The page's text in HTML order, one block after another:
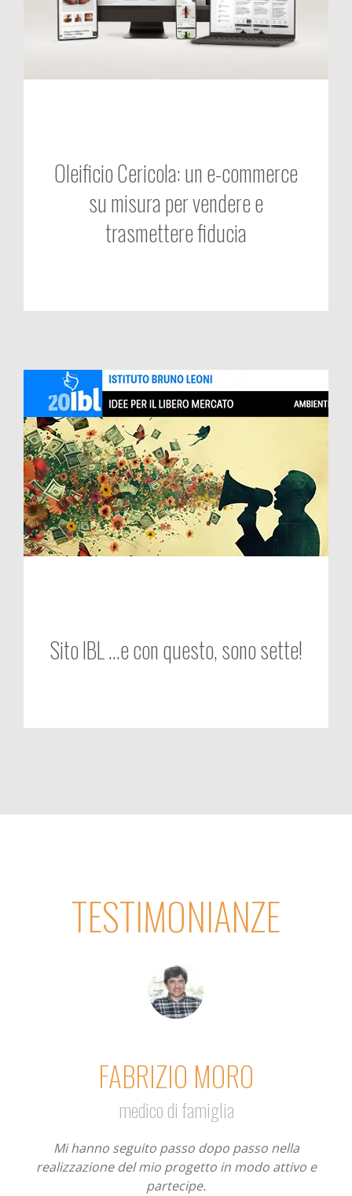
Oleificio Cericola: un e-commerce
su misura per vendere e
trasmettere fiducia
Sito IBL …e con questo, sono sette!
TESTIMONIANZE
FABRIZIO MORO
medico di famiglia
Mi hanno seguito passo dopo passo nella
realizzazione del mio progetto in modo attivo e
partecipe.